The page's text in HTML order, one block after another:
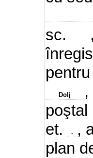
sc.
Dolj ,
poştal
et.
- ,
plan